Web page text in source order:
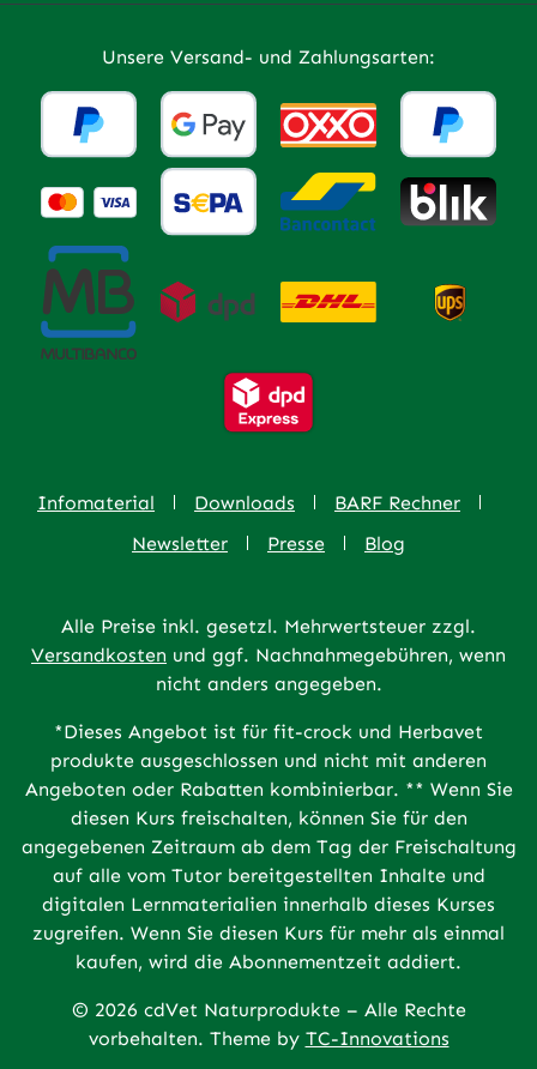
Unsere Versand- und Zahlungsarten:
Infomaterial Downloads
BARF Rechner
Newsletter
Presse Blog
Alle Preise inkl. gesetzl. Mehrwertsteuer zzgl.
Versandkosten und ggf. Nachnahmegebühren, wenn
nicht anders angegeben.
*Dieses Angebot ist für fit-crock und Herbavet
produkte ausgeschlossen und nicht mit anderen
Angeboten oder Rabatten kombinierbar. ** Wenn Sie
diesen Kurs freischalten, können Sie für den
angegebenen Zeitraum ab dem Tag der Freischaltung
auf alle vom Tutor bereitgestellten Inhalte und
digitalen Lernmaterialien innerhalb dieses Kurses
zugreifen. Wenn Sie diesen Kurs für mehr als einmal
kaufen, wird die Abonnementzeit addiert.
© 2026 cdVet Naturprodukte – Alle Rechte
vorbehalten. Theme by TC-Innovations